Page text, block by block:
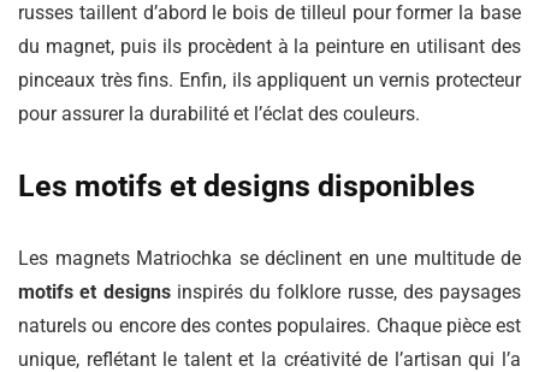
russes taillent d’abord le bois de tilleul pour former la base
du magnet, puis ils procèdent à la peinture en utilisant des
pinceaux très fins. Enfin, ils appliquent un vernis protecteur
pour assurer la durabilité et l’éclat des couleurs.
Les motifs et designs disponibles
Les magnets Matriochka se déclinent en une multitude de
motifs et designsinspirés du folklore russe, des paysages
naturels ou encore des contes populaires. Chaque pièce est
unique, reflétant le talent et la créativité de l’artisan qui l’a